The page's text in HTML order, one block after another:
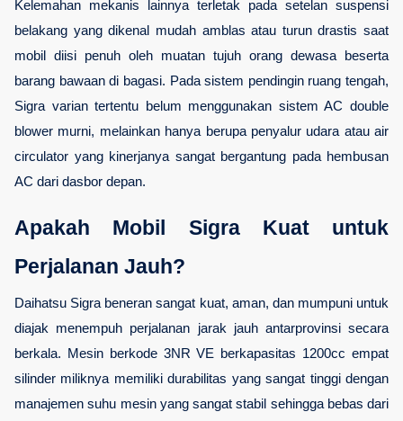
Kelemahan mekanis lainnya terletak pada setelan suspensi
belakang yang dikenal mudah amblas atau turun drastis saat
mobil diisi penuh oleh muatan tujuh orang dewasa beserta
barang bawaan di bagasi. Pada sistem pendingin ruang tengah,
Sigra varian tertentu belum menggunakan sistem AC double
blower murni, melainkan hanya berupa penyalur udara atau air
circulator yang kinerjanya sangat bergantung pada hembusan
AC dari dasbor depan.
Apakah Mobil Sigra Kuat untuk
Perjalanan Jauh?
Daihatsu Sigra beneran sangat kuat, aman, dan mumpuni untuk
diajak menempuh perjalanan jarak jauh antarprovinsi secara
berkala. Mesin berkode 3NR VE berkapasitas 1200cc empat
silinder miliknya memiliki durabilitas yang sangat tinggi dengan
manajemen suhu mesin yang sangat stabil sehingga bebas dari